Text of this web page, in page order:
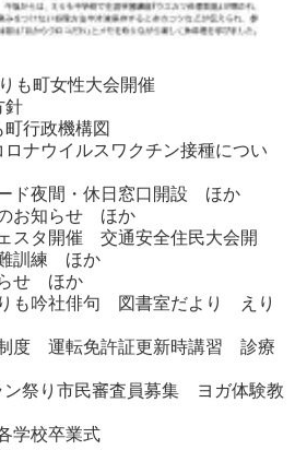
も町女性大会開催
針
行政機構図
ナウイルスワクチン接種につい
ド夜間・休日窓口開設 ほか
お知らせ ほか
スタ開催 交通安全住民大会開
訓練 ほか
せ ほか
も吟社俳句 図書室だより えり
度 運転免許証更新時講習 診療
ン祭り市民審査員募集 ヨガ体験教
学校卒業式